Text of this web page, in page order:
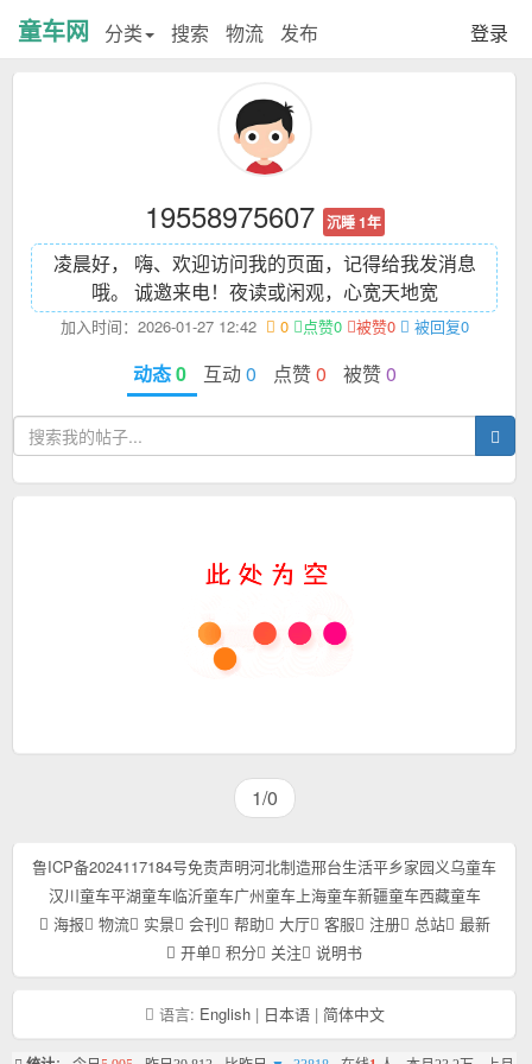
童车网 分类 搜索 物流 发布 登录
19558975607 沉睡 1年
凌晨好， 嗨、欢迎访问我的页面，记得给我发消息
哦。 诚邀来电！ 夜读或闲观，心宽天地宽
加入时间：2026-01-27 12:42 0 点赞0 被赞0 被回复0
动态0 互动 0 点赞0 被赞0
1/0
鲁ICP备2024117184号免责声明河北制造邢台生活平乡家园义乌童车
汉川童车平湖童车临沂童车广州童车上海童车新疆童车西藏童车
海报
物流 实景 会刊 帮助 大厅 客服 注册 总站
最新
开单
积分 关注 说明书
语言: English| 日本语| 简体中文